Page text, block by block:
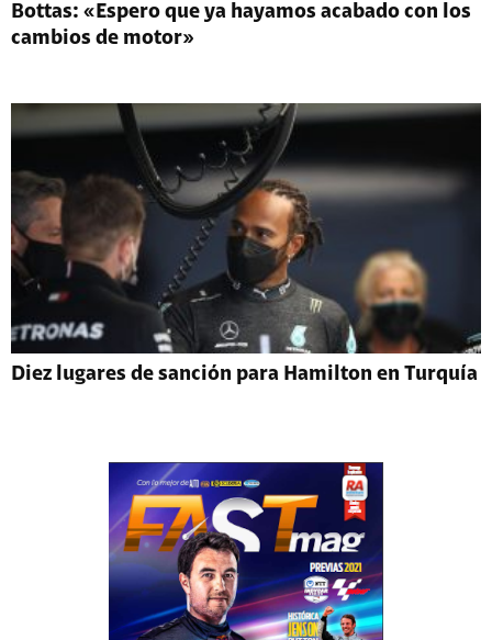
Bottas: «Espero que ya hayamos acabado con los
cambios de motor»
Diez lugares de sanción para Hamilton en Turquía